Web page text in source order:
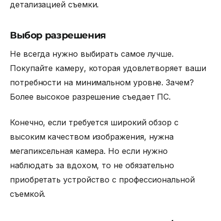
детализацией съемки.
Выбор разрешения
Не всегда нужно выбирать самое лучше.
Покупайте камеру, которая удовлетворяет ваши
потребности на минимальном уровне. Зачем?
Более высокое разрешение съедает ПС.
Конечно, если требуется широкий обзор с
высоким качеством изображения, нужна
мегапиксельная камера. Но если нужно
наблюдать за вдохом, то не обязательно
приобретать устройство с профессиональной
съемкой.